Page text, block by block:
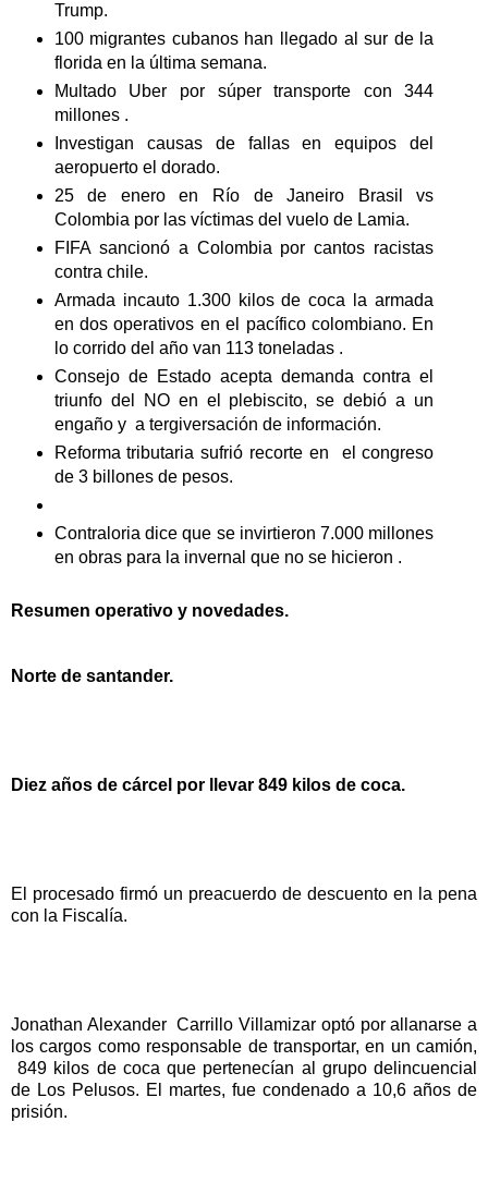
Trump.
100 migrantes cubanos han llegado al sur de la
florida en la última semana.
Multado Uber por súper transporte con 344
millones .
Investigan causas de fallas en equipos del
aeropuerto el dorado.
25 de enero en Río de Janeiro Brasil vs
Colombia por las víctimas del vuelo de Lamia.
FIFA sancionó a Colombia por cantos racistas
contra chile.
Armada incauto 1.300 kilos de coca la armada
en dos operativos en el pacífico colombiano. En
lo corrido del año van 113 toneladas .
Consejo de Estado acepta demanda contra el
triunfo del NO en el plebiscito, se debió a un
engaño y a tergiversación de información.
Reforma tributaria sufrió recorte en el congreso
de 3 billones de pesos.
Contraloria dice que se invirtieron 7.000 millones
en obras para la invernal que no se hicieron .
Resumen operativo y novedades.
Norte de santander.
Diez años de cárcel por llevar 849 kilos de coca.
El procesado firmó un preacuerdo de descuento en la pena
con la Fiscalía.
Jonathan Alexander Carrillo Villamizar optó por allanarse a
los cargos como responsable de transportar, en un camión,
849 kilos de coca que pertenecían al grupo delincuencial
de Los Pelusos. El martes, fue condenado a 10,6 años de
prisión.